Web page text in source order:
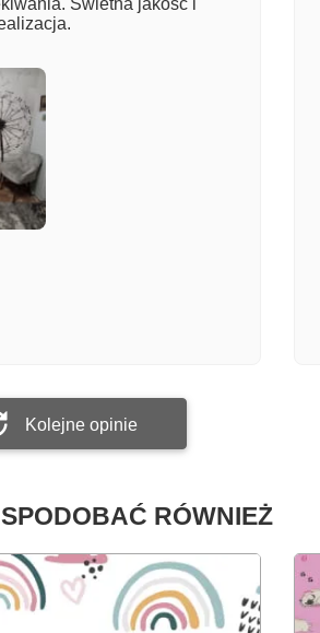
Załącz zdjęcie
Kolejne opinie
RÓWNIEŻ